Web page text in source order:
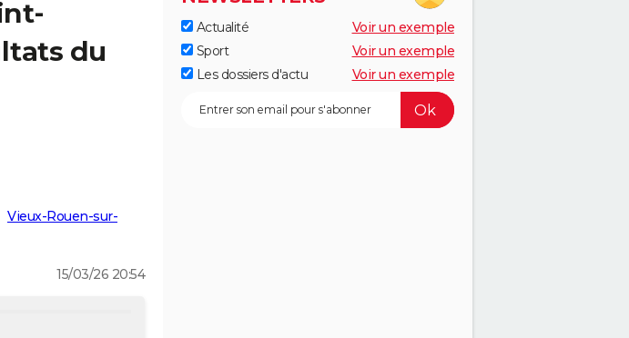
du
Vieux-Rouen-sur-
15/03/26 20:54
Actualité
Voir un exemple
Sport
Voir un exemple
Les dossiers d'actu
Voir un exemple